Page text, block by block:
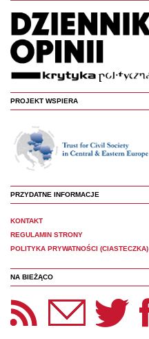
PROJEKT WSPIERA
PRZYDATNE INFORMACJE
KONTAKT
REGULAMIN STRONY
POLITYKA PRYWATNOŚCI (CIASTECZKA)
NA BIEŻĄCO
Panoptyka Facebook